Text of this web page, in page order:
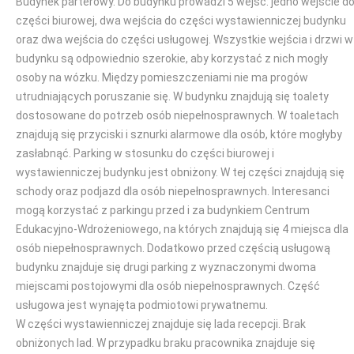
części biurowej, dwa wejścia do części wystawienniczej budynku
oraz dwa wejścia do części usługowej. Wszystkie wejścia i drzwi w
budynku są odpowiednio szerokie, aby korzystać z nich mogły
osoby na wózku. Między pomieszczeniami nie ma progów
utrudniających poruszanie się. W budynku znajdują się toalety
dostosowane do potrzeb osób niepełnosprawnych. W toaletach
znajdują się przyciski i sznurki alarmowe dla osób, które mogłyby
zasłabnąć. Parking w stosunku do części biurowej i
wystawienniczej budynku jest obniżony. W tej części znajdują się
schody oraz podjazd dla osób niepełnosprawnych. Interesanci
mogą korzystać z parkingu przed i za budynkiem Centrum
Edukacyjno-Wdrożeniowego, na których znajdują się 4 miejsca dla
osób niepełnosprawnych. Dodatkowo przed częścią usługową
budynku znajduje się drugi parking z wyznaczonymi dwoma
miejscami postojowymi dla osób niepełnosprawnych. Część
usługowa jest wynajęta podmiotowi prywatnemu.
W części wystawienniczej znajduje się lada recepcji. Brak
obniżonych lad. W przypadku braku pracownika znajduje się